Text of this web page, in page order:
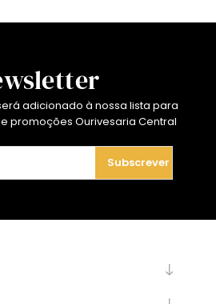
adicionado à nossa lista para
promoções Ourivesaria Central
Subscrever